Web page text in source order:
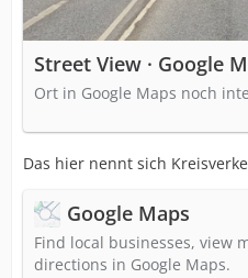
Street View · Google
Ort in Google Maps noch
Das hier nennt sich
Google Maps
Find local businesses, view
directions in Google Maps.